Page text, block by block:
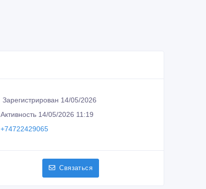
Зарегистрирован 14/05/2026
Активность 14/05/2026 11:19
+74722429065
Связаться